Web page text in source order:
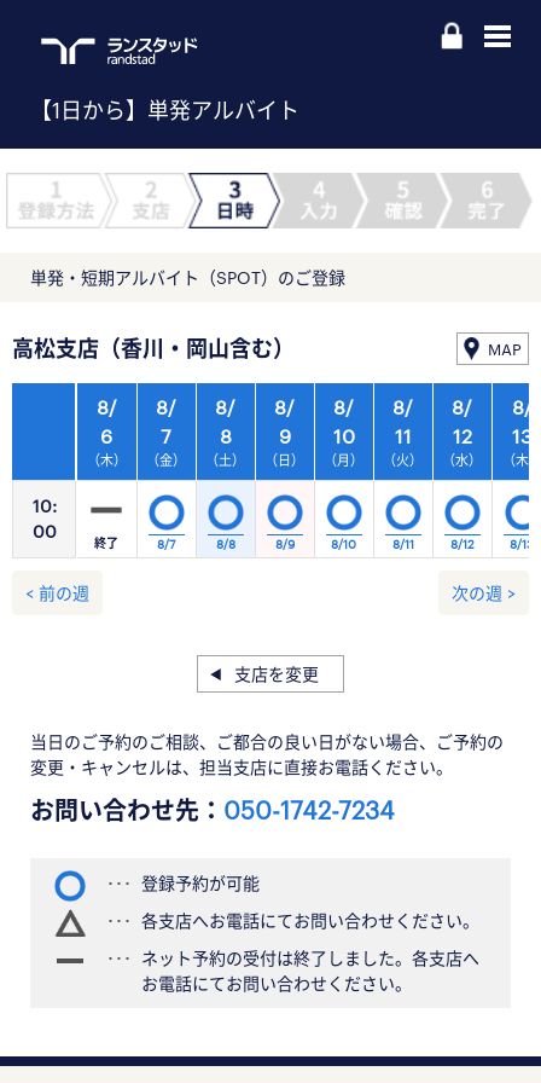
【1日から】単発アルバイト
単発・短期アルバイト（SPOT）のご登録
高松支店（香川・岡山含む） MAP
10:
00
8/
6
（木）
8/
7
（金）
8/
8
（土）
8/
9
（日）
8/
10
（月）
8/
11
（火）
8/
12
（水）
終了 8/7 8/8 8/9 8/10 8/11 8/12
8/
13
（木）
8/13
< 前の週 次の週 >
支店を変更
当日のご予約のご相談、ご都合の良い日がない場合、ご予約の
変更・キャンセルは、担当支店に直接お電話ください。
お問い合わせ先： 050-1742-7234
登録予約が可能
各支店へお電話にてお問い合わせください。
ネット予約の受付は終了しました。各支店へ
お電話にてお問い合わせください。